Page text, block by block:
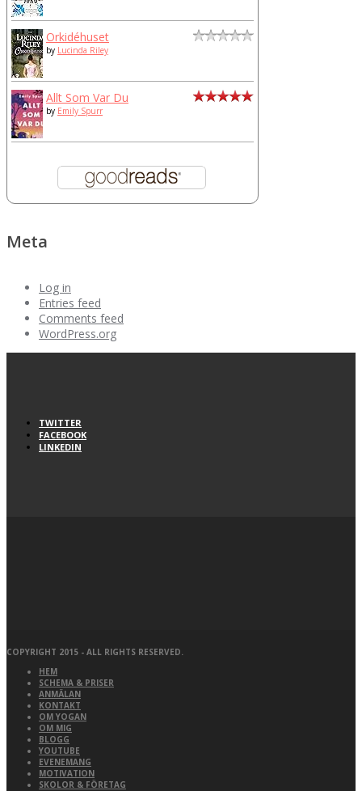
Orkidéhuset
by Lucinda Riley
Allt Som Var Du
by Emily Spurr
Meta
Log in
Entries feed
Comments feed
WordPress.org
TWITTER
FACEBOOK
LINKEDIN
COPYRIGHT 2015 - ALL RIGHTS RESERVED.
HEM
SCHEMA & PRISER
ANMÄLAN
KONTAKT
OM YOGAN
OM MIG
BLOGG
YOUTUBE
EVENEMANG
MOTIVATION
SKOLOR & FÖRETAG